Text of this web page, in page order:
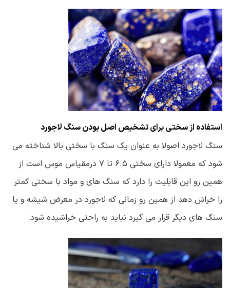
استفاده از سختی برای تشخیص اصل بودن سنگ لاجورد
سنگ لاجورد اصولا به عنوان یک سنگ با سختی بالا شناخته می
شود که معمولا دارای سختی ۶.۵ تا ۷ درمقیاس موس است از
همین رو این قابلیت را دارد که سنگ های و مواد با سختی کمتر
را خراش دهد از همین رو زمانی که لاجورد در معرض شیشه و یا
سنگ های دیگر قرار می گیرد نباید به راحتی خراشیده شود.